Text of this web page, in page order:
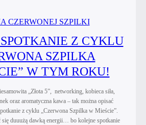
CZERWONEJ SZPILKI
Z CYKLU
SZPILKA
W TYM ROKU!
„Złota 5”, networking, kobieca siła,
oraz aromatyczna kawa – tak można opisać
z cyklu „Czerwona Szpilka w Mieście”.
się duuużą dawką energii… bo kolejne spotkanie